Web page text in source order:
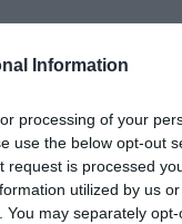
Information
processing of your
use the below opt-out
request is processed
utilized by us
may separately
amb els
Jack
blockchain​